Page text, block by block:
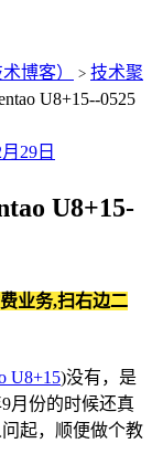
博客） > 技术聚
U8+15--0525
29日
U8+15-
业务,扫右边二
U8+15)没有，是
月份的时候还真
起，顺便做个教